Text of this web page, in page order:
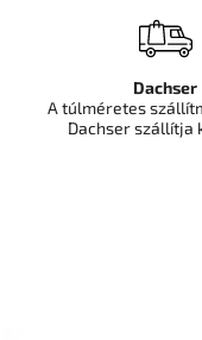
Dachser
A túlméretes
Dachser szállítja